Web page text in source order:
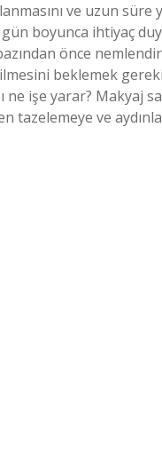
ve uzun süre
boyunca ihtiyaç
önce
beklemek
ne işe yarar? Makyaj
tazelemeye ve